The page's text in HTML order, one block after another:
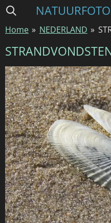
Ga
naar
de
Home » NEDERLAND »